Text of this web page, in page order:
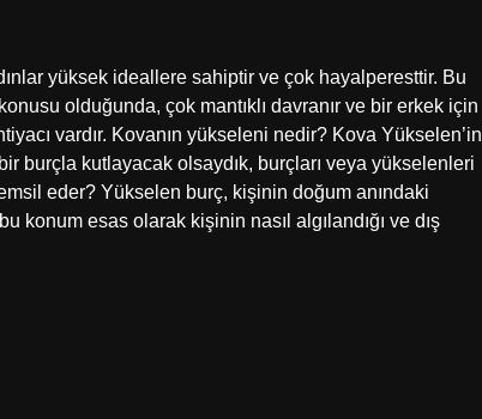
yüksek ideallere sahiptir ve çok hayalperesttir. Bu
olduğunda, çok mantıklı davranır ve bir erkek için
vardır. Kovanın yükseleni nedir? Kova Yükselen’in
burçla kutlayacak olsaydık, burçları veya yükselenleri
eder? Yükselen burç, kişinin doğum anındaki
esas olarak kişinin nasıl algılandığı ve dış